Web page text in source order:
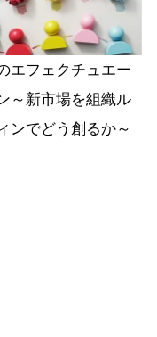
エフェクチュエー
～新市場を組織ル
ンでどう創るか～